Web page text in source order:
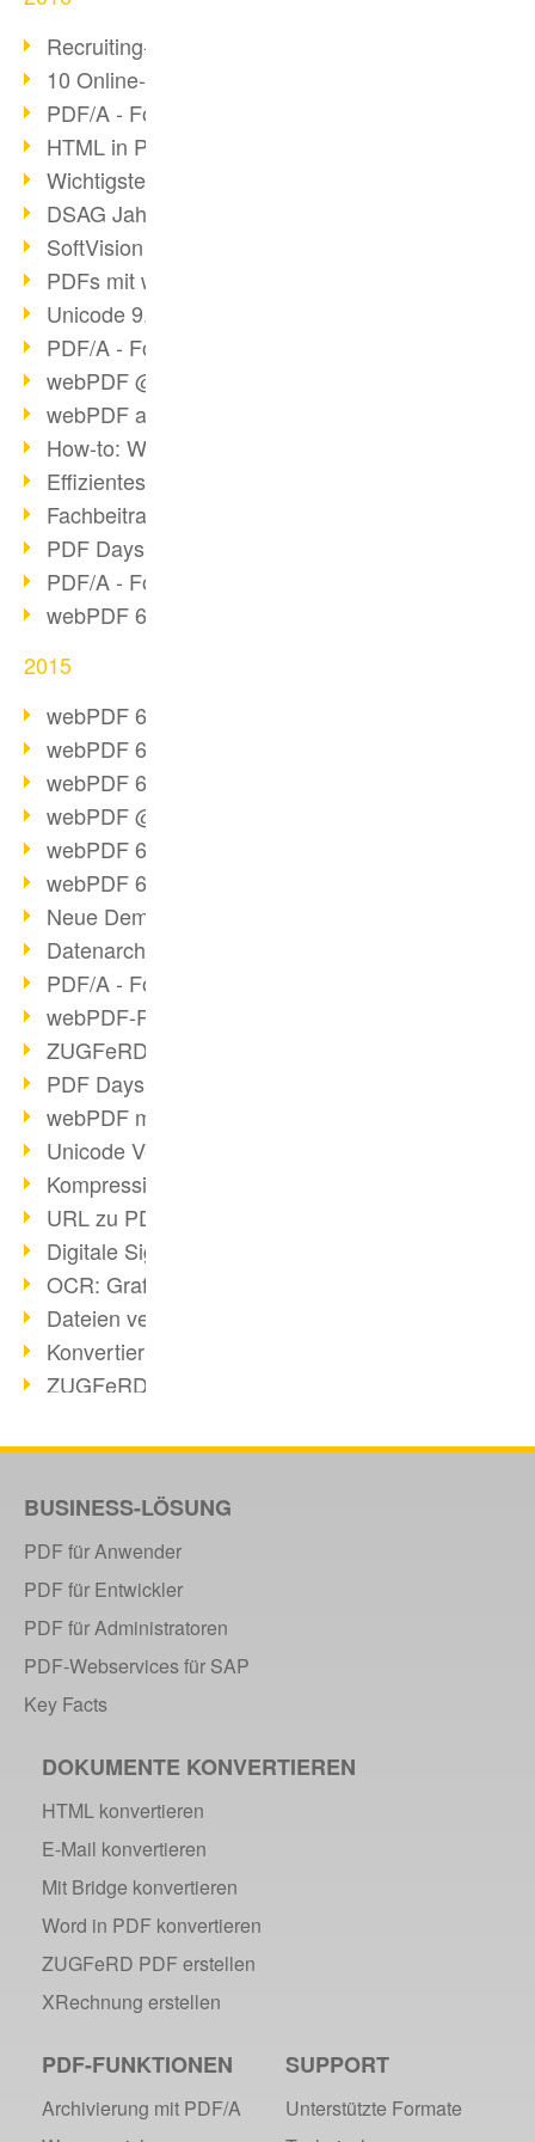
Recruiting-Prozess mit webPDF
10 Online-Bewerbung-Tipps
PDF/A - Format der Zukunft (4)
HTML in PDF konvertieren
Wichtigste Datei-/Grafikformate
DSAG Jahreskongress in Nürnberg
SoftVision auf der DSAG
PDFs mit webPDF bearbeiten
Unicode 9.0 Release in 2016
PDF/A - Format der Zukunft (3)
webPDF @ tools 2016
webPDF auf tools in Berlin
How-to: Webservices verwenden
Effizientes digitales Arbeiten
Fachbeitrag tools 2016
PDF Days Europe 2016
PDF/A - Format der Zukunft (2)
webPDF 6.0 Video-Serie (Folge 3)
2015
webPDF 6.0 als VM
webPDF 6.0 Video-Serie (Übersicht)
webPDF 6.0 Video-Serie (Folge 2)
webPDF @ DOAG 2015
webPDF 6.0 Video-Serie (Folge 1)
webPDF 6.0 am Start
Neue Demo-Version online
Datenarchivierung aus SAP
PDF/A - Format der Zukunft (1)
webPDF-Portal Preview
ZUGFeRD als Standard
PDF Days Europe in Köln
webPDF meets tools 2015
Unicode Version 8.0 erschienen
Kompression bei Scans
URL zu PDF via webPDF
Digitale Signatur mit webPDF
OCR: Grafik zu PDF
Dateien verbinden
Konvertierung über 100 Formate
ZUGFeRD & GoBD
OCR in PDF
PDF/UA Kommunikation
2014
Barrierefreie PDF/UA
Bußgeldbescheide & PDF/A
Personalisierter Druck II
Personalisierter Druck I
PDF/A in Justiz & Verwaltung
Signatur im PDF/A
PDF/A-3 Funktionen
Recruiting-Prozesse optimieren
PDF barrierefrei
Sichere SAP-Archivierung
PDF 2.0 Fortschritt?
E-Government & DMS
PDF 2.0: Digitale Signaturen
BUSINESS-LÖSUNG
PDF für Anwender
PDF für Entwickler
PDF für Administratoren
PDF-Webservices für SAP
Key Facts
DOKUMENTE KONVERTIEREN
HTML konvertieren
E-Mail konvertieren
Mit Bridge konvertieren
Word in PDF konvertieren
ZUGFeRD PDF erstellen
XRechnung erstellen
PDF-FUNKTIONEN
Archivierung mit PDF/A
SUPPORT
Unterstützte Formate